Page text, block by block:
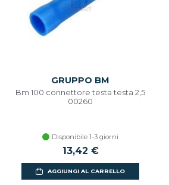
GRUPPO BM
Bm 100 connettore testa testa 2,5
00260
Disponibile 1-3 giorni
13,42 €
AGGIUNGI AL CARRELLO